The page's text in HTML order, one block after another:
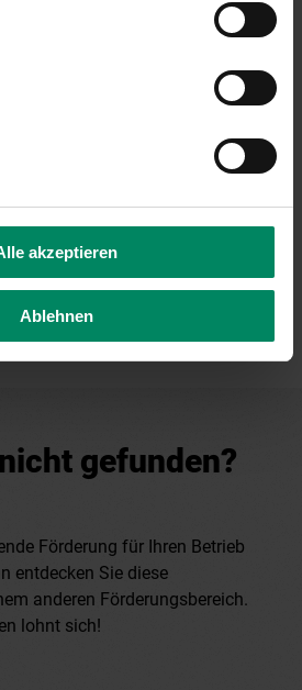
akzeptieren
Ablehnen
gefunden?
Förderung für Ihren Betrieb
entdecken Sie diese
anderen Förderungsbereich.
lohnt sich!